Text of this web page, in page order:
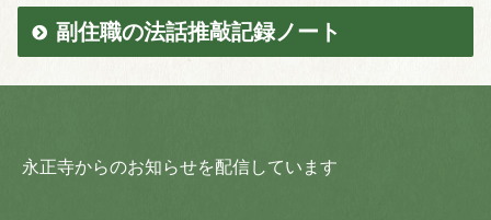
副住職の法話推敲記録ノート
永正寺からのお知らせを配信しています